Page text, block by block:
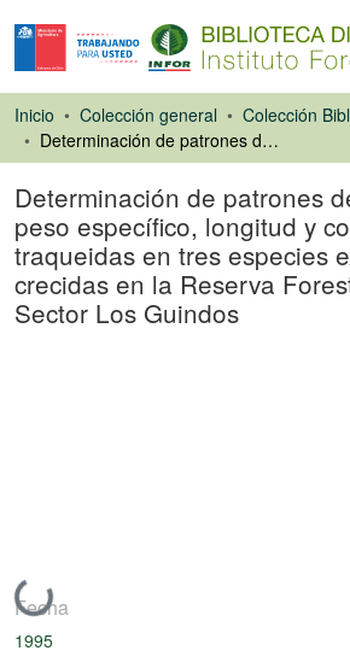
Inicio Colección general
Colección
Determinación de patrones de variación en peso específico, longitud y coarseness de traqueidas en tres especies exóticas crecidas en la Reserva Forestal de Malleco, Sector Los Guindos
Determinación de patrones
peso específico, longitud y
traqueidas en tres especies
crecidas en la Reserva
Sector Los Guindos
Cargando...
Fecha
1995